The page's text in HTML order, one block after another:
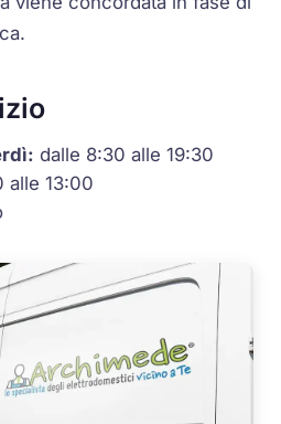
dalle 8:30 alle 19:30
alle 13:00